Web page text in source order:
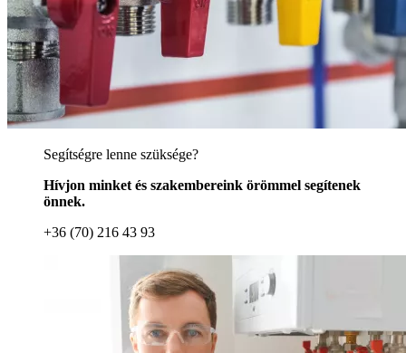
Segítségre lenne szüksége?
Hívjon minket és szakembereink örömmel segítenek
önnek.
+36 (70) 216 43 93